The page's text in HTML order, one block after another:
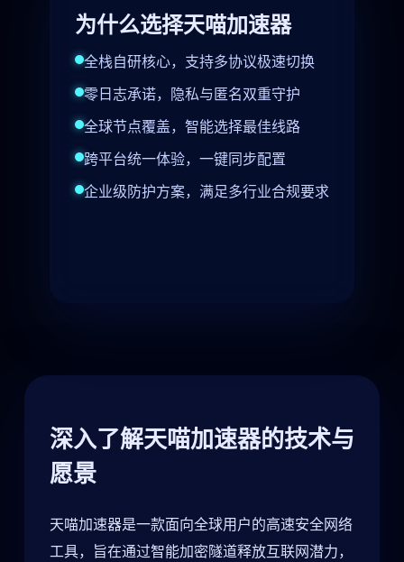
为什么选择天喵加速器
全栈自研核心，支持多协议极速切换
零日志承诺，隐私与匿名双重守护
全球节点覆盖，智能选择最佳线路
跨平台统一体验，一键同步配置
企业级防护方案，满足多行业合规要求
深入了解天喵加速器的技术与
愿景
天喵加速器是一款面向全球用户的高速安全网络
工具，旨在通过智能加密隧道释放互联网潜力，